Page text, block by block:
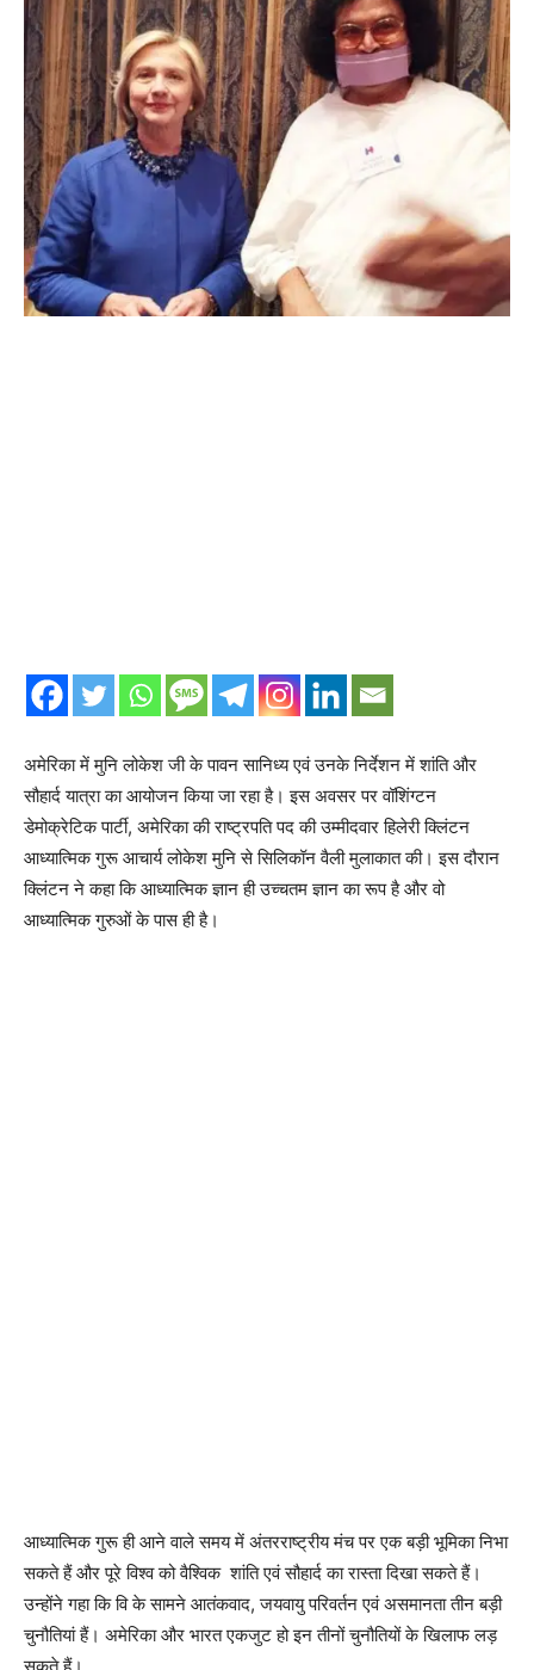
अमेरिका में मुनि लोकेश जी के पावन सानिध्य एवं उनके निर्देशन में शांति और
सौहार्द यात्रा का आयोजन किया जा रहा है। इस अवसर पर वॉशिंग्टन
डेमोक्रेटिक पार्टी, अमेरिका की राष्ट्रपति पद की उम्मीदवार हिलेरी क्लिंटन
आध्यात्मिक गुरू आचार्य लोकेश मुनि से सिलिकॉन वैली मुलाकात की। इस दौरान
क्लिंटन ने कहा कि आध्यात्मिक ज्ञान ही उच्चतम ज्ञान का रूप है और वो
आध्यात्मिक गुरुओं के पास ही है।
आध्यात्मिक गुरू ही आने वाले समय में अंतरराष्ट्रीय मंच पर एक बड़ी भूमिका निभा
सकते हैं और पूरे विश्व को वैश्विक शांति एवं सौहार्द का रास्ता दिखा सकते हैं।
उन्होंने गहा कि वि के सामने आतंकवाद, जयवायु परिवर्तन एवं असमानता तीन बड़ी
चुनौतियां हैं। अमेरिका और भारत एकजुट हो इन तीनों चुनौतियों के खिलाफ लड़